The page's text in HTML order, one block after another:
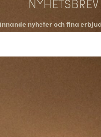
nyheter och fina